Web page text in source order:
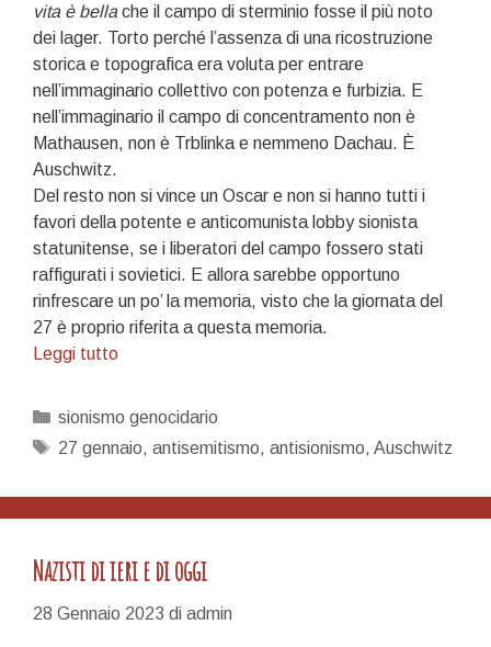
vita è bellache il campo di sterminio fosse il più noto
dei lager. Torto perché l’assenza di una ricostruzione
storica e topografica era voluta per entrare
nell’immaginario collettivo con potenza e furbizia. E
nell’immaginario il campo di concentramento non è
Mathausen, non è Trblinka e nemmeno Dachau. È
Auschwitz.
Del resto non si vince un Oscar e non si hanno tutti i
favori della potente e anticomunista lobby sionista
statunitense, se i liberatori del campo fossero stati
raffigurati i sovietici. E allora sarebbe opportuno
rinfrescare un po’ la memoria, visto che la giornata del
27 è proprio riferita a questa memoria.
Leggi tuttoil
l’anniversario
di
Categorie
sionismo genocidario
Tag
27 gennaio, antisemitismo, antisionismo, Auschwitz
Nazisti di ieri e di oggi
28 Gennaio 2023 di admin